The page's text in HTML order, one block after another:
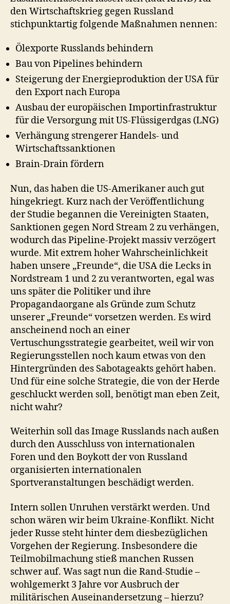
den Wirtschaftskrieg gegen Russland
stichpunktartig folgende Maßnahmen nennen:
Ölexporte Russlands behindern
Bau von Pipelines behindern
Steigerung der Energieproduktion der USA für
den Export nach Europa
Ausbau der europäischen Importinfrastruktur
für die Versorgung mit US-Flüssigerdgas (LNG)
Verhängung strengerer Handels- und
Wirtschaftssanktionen
Brain-Drain fördern
Nun, das haben die US-Amerikaner auch gut
hingekriegt. Kurz nach der Veröffentlichung
der Studie begannen die Vereinigten Staaten,
Sanktionen gegen Nord Stream 2 zu verhängen,
wodurch das Pipeline-Projekt massiv verzögert
wurde. Mit extrem hoher Wahrscheinlichkeit
haben unsere „Freunde“, die USA die Lecks in
Nordstream 1 und 2 zu verantworten, egal was
uns später die Politiker und ihre
Propagandaorgane als Gründe zum Schutz
unserer „Freunde“ vorsetzen werden. Es wird
anscheinend noch an einer
Vertuschungsstrategie gearbeitet, weil wir von
Regierungsstellen noch kaum etwas von den
Hintergründen des Sabotageakts gehört haben.
Und für eine solche Strategie, die von der Herde
geschluckt werden soll, benötigt man eben Zeit,
nicht wahr?
Weiterhin soll das Image Russlands nach außen
durch den Ausschluss von internationalen
Foren und den Boykott der von Russland
organisierten internationalen
Sportveranstaltungen beschädigt werden.
Intern sollen Unruhen verstärkt werden. Und
schon wären wir beim Ukraine-Konflikt. Nicht
jeder Russe steht hinter dem diesbezüglichen
Vorgehen der Regierung. Insbesondere die
Teilmobilmachung stieß manchen Russen
schwer auf. Was sagt nun die Rand-Studie –
wohlgemerkt 3 Jahre vor Ausbruch der
militärischen Auseinandersetzung – hierzu?